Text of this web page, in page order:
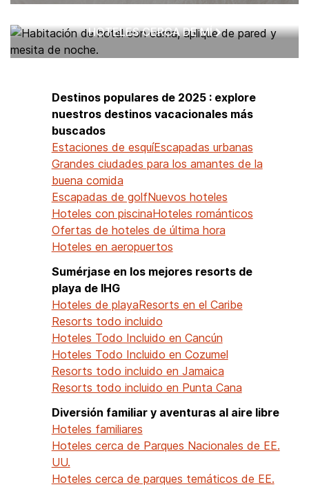
HOTELES CERCA DE MÍ
Destinos populares de 2025 : explore
nuestros destinos vacacionales más
buscados
Estaciones de esquíEscapadas urbanas
Grandes ciudades para los amantes de la
buena comida
Escapadas de golfNuevos hoteles
Hoteles con piscinaHoteles románticos
Ofertas de hoteles de última hora
Hoteles en aeropuertos
Sumérjase en los mejores resorts de
playa de IHG
Hoteles de playaResorts en el Caribe
Resorts todo incluido
Hoteles Todo Incluido en Cancún
Hoteles Todo Incluido en Cozumel
Resorts todo incluido en Jamaica
Resorts todo incluido en Punta Cana
Diversión familiar y aventuras al aire libre
Hoteles familiares
Hoteles cerca de Parques Nacionales de EE.
UU.
Hoteles cerca de parques temáticos de EE.